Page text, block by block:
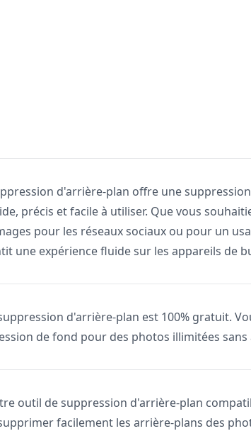
d'arrière-plan offre une
précis et facile à utiliser. Que vous
pour les réseaux sociaux ou pour un
une expérience fluide sur les appareils de
d'arrière-plan est 100% gratuit.
de fond pour des photos illimitées sans
outil de suppression d'arrière-plan
facilement les arrière-plans des